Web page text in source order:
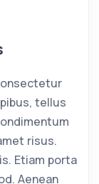
tellus
risus.
Etiam porta
Aenean